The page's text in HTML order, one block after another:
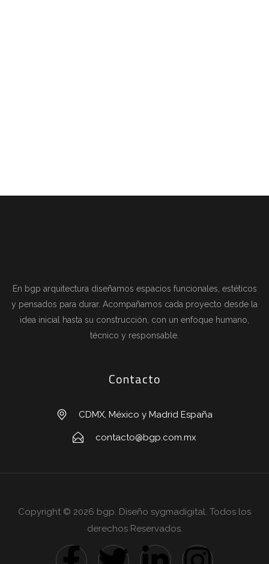
En bgp arquitectura diseñamos espacios funcionales, estéticos
y pensados para durar. Acompañamos cada proyecto desde la
idea inicial hasta su construcción, con un enfoque humano,
técnico y responsable.
Contacto
CDMX, México y Madrid España
contacto@bgp.com.mx
Copyright © 2026 bgp. Diseño sygmadigital. Todos los
derechos Reservados.